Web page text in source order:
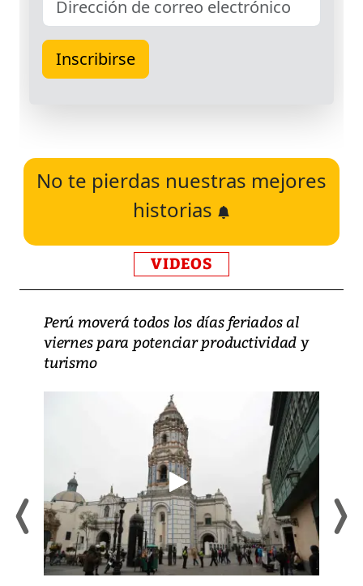
No te pierdas nuestras mejores
historias
VIDEOS
Perú moverá todos los días feriados al
viernes para potenciar productividad y
turismo